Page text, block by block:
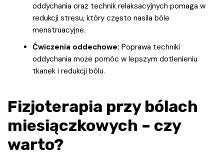
oddychania oraz technik relaksacyjnych pomaga w
redukcji stresu, który często nasila bóle
menstruacyjne.
Ćwiczenia oddechowe: Poprawa techniki
oddychania może pomóc w lepszym dotlenieniu
tkanek i redukcji bólu.
Fizjoterapia przy bólach
miesiączkowych – czy
warto?